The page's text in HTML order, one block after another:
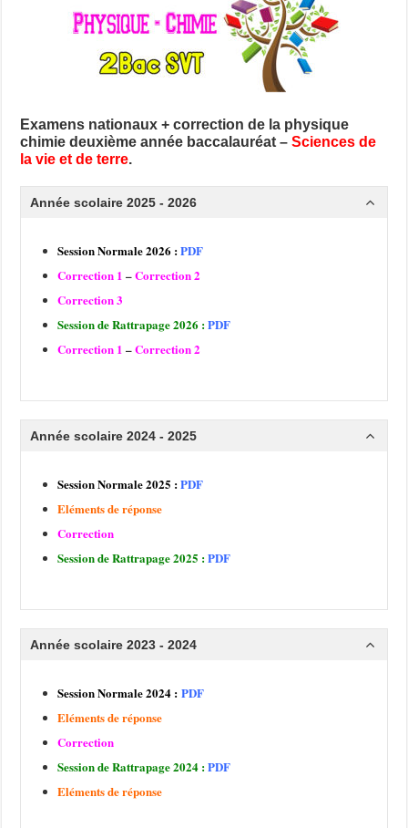
Examens nationaux + correction de la physique
chimie deuxième année baccalauréat –Sciences de
la vie et de terre.
Année scolaire 2025 - 2026
Session Normale 2026 :PDF
Correction 1 –Correction 2
Correction 3
Session de Rattrapage 2026 :PDF
Correction 1 –Correction 2
Année scolaire 2024 - 2025
Session Normale 2025 :PDF
Eléments de réponse
Correction
Session de Rattrapage 2025 :PDF
Année scolaire 2023 - 2024
Session Normale 2024 : PDF
Eléments de réponse
Correction
Session de Rattrapage 2024 :PDF
Eléments de réponse